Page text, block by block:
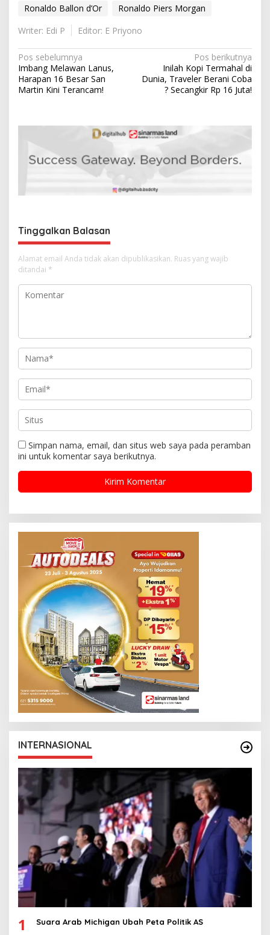
Ronaldo Ballon d’Or
Ronaldo Piers Morgan
Writer: Edi P
Editor: E Priyono
N
a
v
g
p
s
Pos sebelumnya
Imbang Melawan Lanus,
Harapan 16 Besar San
Martin Kini Terancam!
Pos berikutnya
Inilah Kopi Termahal di
Dunia, Traveler Berani Coba
? Secangkir Rp 16 Juta!
Tinggalkan Balasan
Alamat email Anda tidak akan dipublikasikan. Ruas yang wajib
ditandai *
Simpan nama, email, dan situs web saya pada peramban
ini untuk komentar saya berikutnya.
INTERNASIONAL
1 Suara Arab Michigan Ubah Peta Politik AS